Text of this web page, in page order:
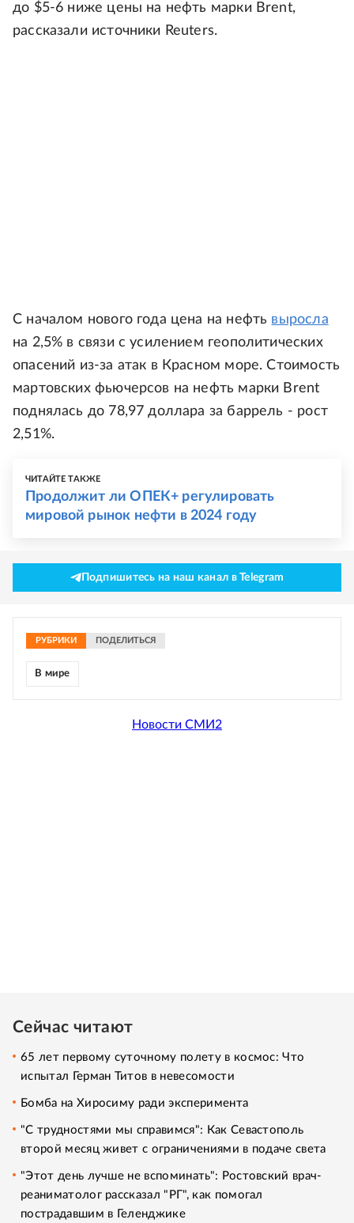
до $5-6 ниже цены на нефть марки Brent,
рассказали источники Reuters.
С началом нового года цена на нефть выросла
на 2,5% в связи с усилением геополитических
опасений из-за атак в Красном море. Стоимость
мартовских фьючерсов на нефть марки Brent
поднялась до 78,97 доллара за баррель - рост
2,51%.
ЧИТАЙТЕ ТАКЖЕ
Продолжит ли ОПЕК+ регулировать
мировой рынок нефти в 2024 году
Подпишитесь на наш канал в Telegram
РУБРИКИ ПОДЕЛИТЬСЯ
В мире
Новости СМИ2
Сейчас читают
65 лет первому суточному полету в космос: Что
испытал Герман Титов в невесомости
Бомба на Хиросиму ради эксперимента
"С трудностями мы справимся": Как Севастополь
второй месяц живет с ограничениями в подаче света
"Этот день лучше не вспоминать": Ростовский врач-
реаниматолог рассказал "РГ", как помогал
пострадавшим в Геленджике